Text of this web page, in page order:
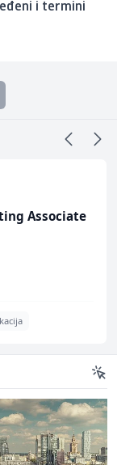
i termini
Associate